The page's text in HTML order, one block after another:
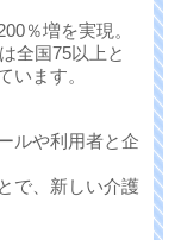
％増を実現。
全国75以上と
います。
ルや利用者と企
で、新しい介護